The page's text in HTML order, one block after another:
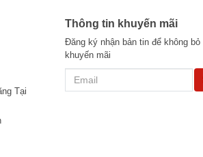
Tại
Thông tin khuyến mãi
Đăng ký nhận bản tin để không
khuyến mãi